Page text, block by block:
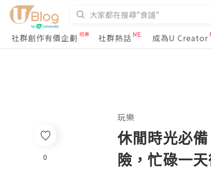
社群創作有價企劃 社群熱話 成為U Creator
玩樂
休閒時光必
險，忙碌一
0